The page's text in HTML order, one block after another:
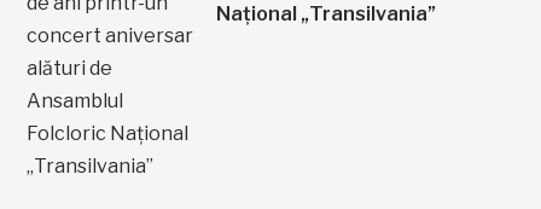
Național „Transilvania”